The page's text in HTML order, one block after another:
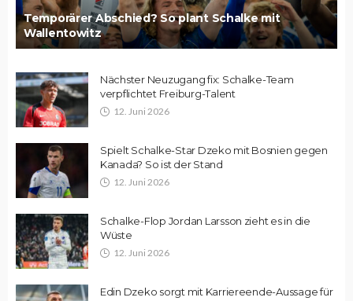
Temporärer Abschied? So plant Schalke mit
Wallentowitz
Nächster Neuzugang fix: Schalke-Team
verpflichtet Freiburg-Talent
12. Juni 2026
Spielt Schalke-Star Dzeko mit Bosnien gegen
Kanada? So ist der Stand
12. Juni 2026
Schalke-Flop Jordan Larsson zieht es in die
Wüste
12. Juni 2026
Edin Dzeko sorgt mit Karriereende-Aussage für